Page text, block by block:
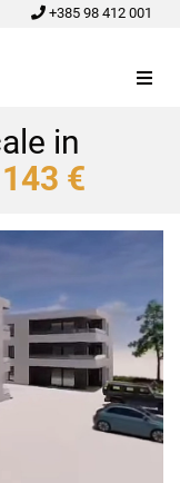
+385 98 412 001
Menu
in
€